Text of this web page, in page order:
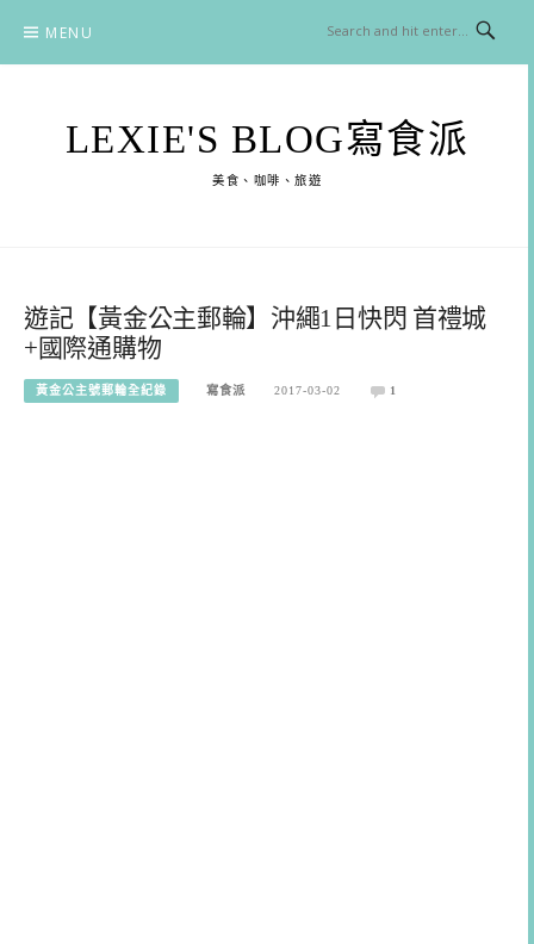
content
MENU
LEXIE'S BLOG寫食派
美食、咖啡、旅遊
遊記【黃金公主郵輪】沖繩1日快閃 首禮城
+國際通購物
黃金公主號郵輪全紀錄 寫食派 2017-03-02 1